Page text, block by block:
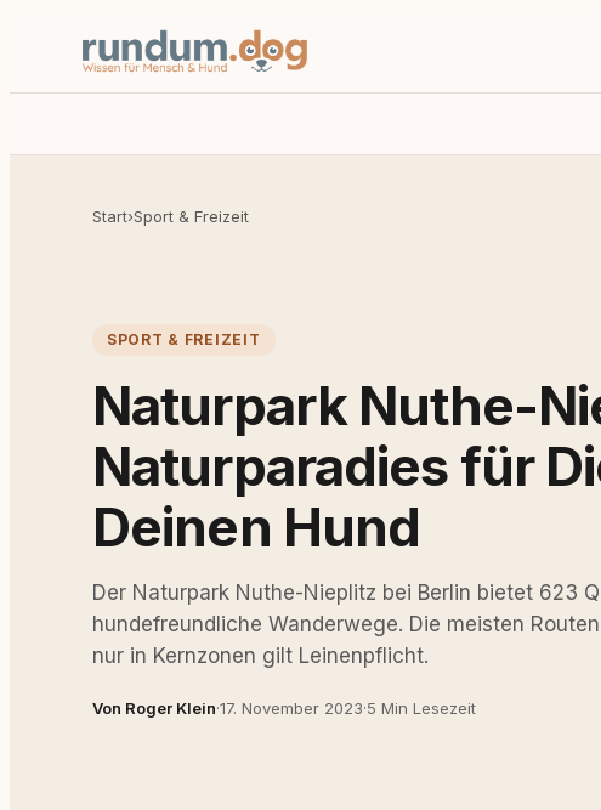
Start›Sport & Freizeit
SPORT & FREIZEIT
Naturpark Nuthe-
Naturparadies für
Deinen Hund
Der Naturpark Nuthe-Nieplitz bei Berlin bietet 623
hundefreundliche Wanderwege. Die meisten
nur in Kernzonen gilt Leinenpflicht.
Von Roger Klein·17. November 2023·5 Min Lesezeit